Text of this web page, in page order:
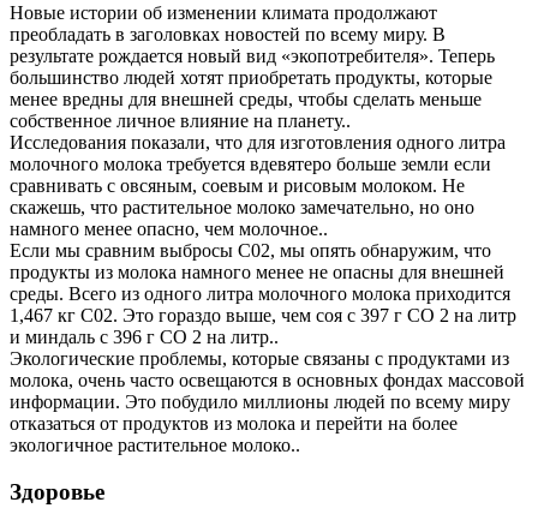
Новые истории об изменении климата продолжают
преобладать в заголовках новостей по всему миру. В
результате рождается новый вид «экопотребителя». Теперь
большинство людей хотят приобретать продукты, которые
менее вредны для внешней среды, чтобы сделать меньше
собственное личное влияние на планету..
Исследования показали, что для изготовления одного литра
молочного молока требуется вдевятеро больше земли если
сравнивать с овсяным, соевым и рисовым молоком. Не
скажешь, что растительное молоко замечательно, но оно
намного менее опасно, чем молочное..
Если мы сравним выбросы C02, мы опять обнаружим, что
продукты из молока намного менее не опасны для внешней
среды. Всего из одного литра молочного молока приходится
1,467 кг C02. Это гораздо выше, чем соя с 397 г CO 2 на литр
и миндаль с 396 г CO 2 на литр..
Экологические проблемы, которые связаны с продуктами из
молока, очень часто освещаются в основных фондах массовой
информации. Это побудило миллионы людей по всему миру
отказаться от продуктов из молока и перейти на более
экологичное растительное молоко..
Здоровье